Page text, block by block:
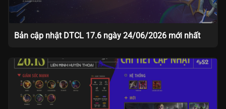
Bản cập nhật DTCL 17.6 ngày 24/06/2026 mới nhất